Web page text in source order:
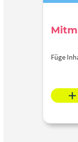
Füge